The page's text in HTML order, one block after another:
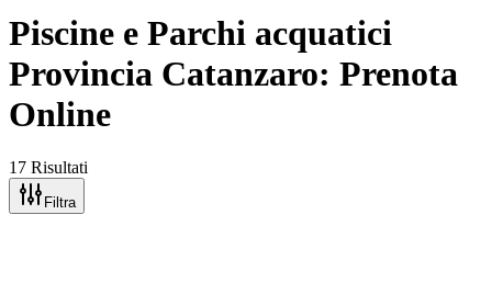
Piscine e Parchi acquatici
Provincia Catanzaro: Prenota
Online
17 Risultati
Filtra